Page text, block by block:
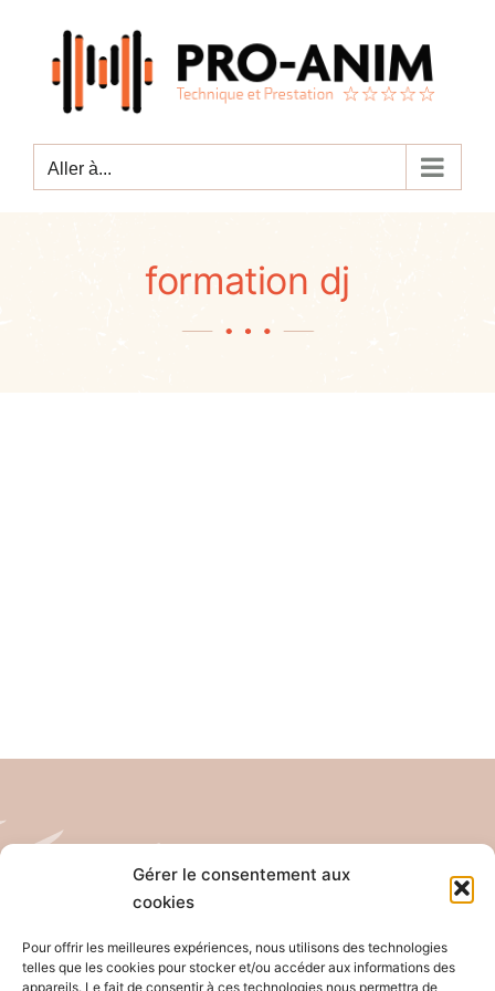
Gérer le consentement aux
cookies
Pour offrir les meilleures expériences, nous utilisons des technologies
telles que les cookies pour stocker et/ou accéder aux informations des
appareils. Le fait de consentir à ces technologies nous permettra de
contenu
Aller à...
formation dj
Tél: 04 26 65 32 19
Email: contact@pro-anim.com